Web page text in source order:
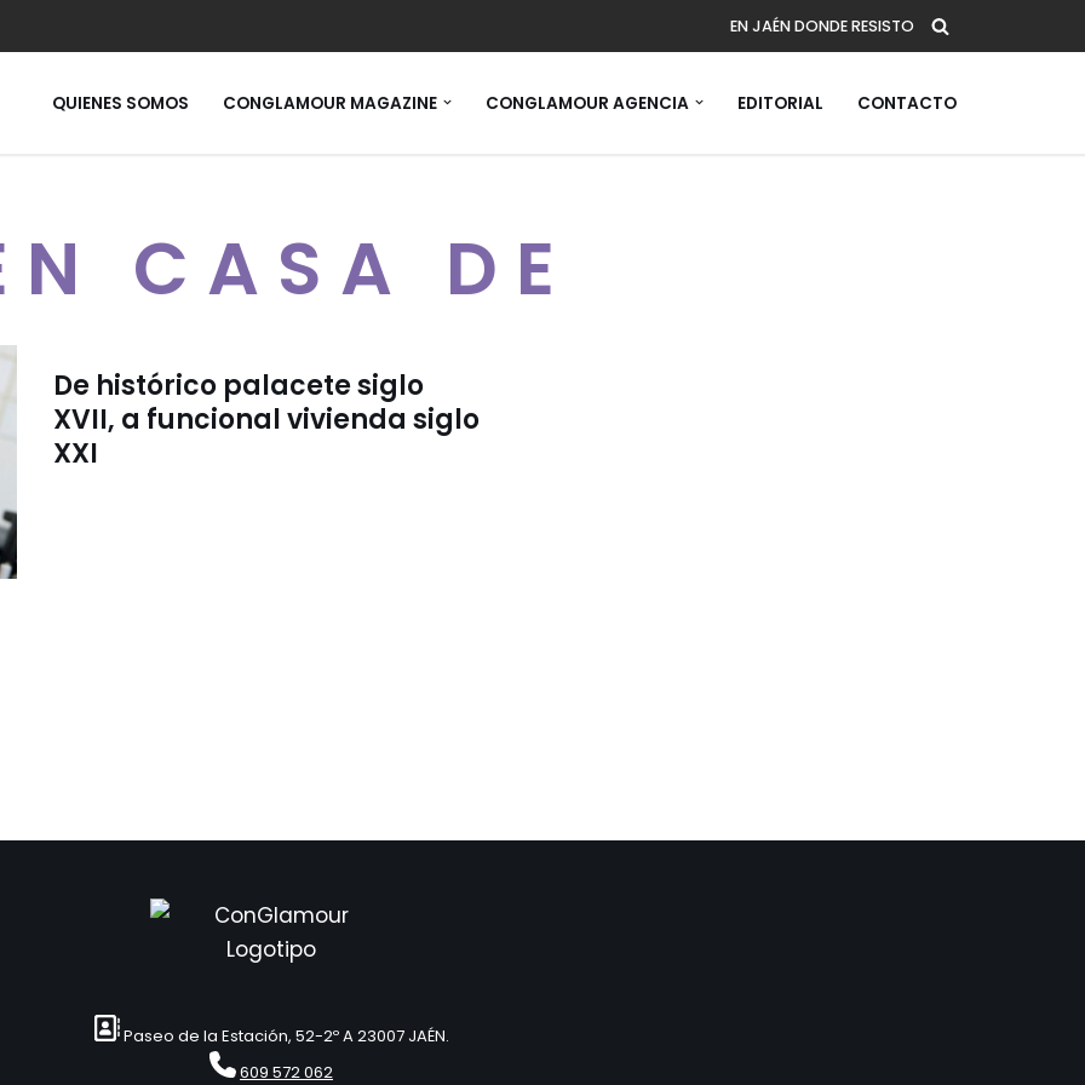
EN JAÉN DONDE RESISTO
QUIENES SOMOS CONGLAMOUR MAGAZINE CONGLAMOUR AGENCIA EDITORIAL CONTACTO
CASA DE
De histórico palacete siglo
XVII, a funcional vivienda siglo
XXI
Paseo de la Estación, 52-2º A 23007 JAÉN.
609 572 062